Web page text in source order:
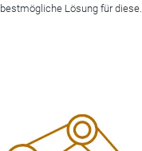
bestmögliche Lösung für diese.